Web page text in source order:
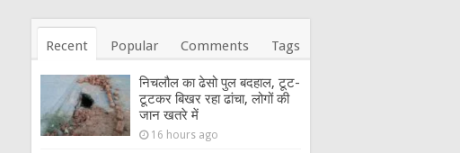
Recent Popular Comments Tags
निचलौल का ढेसो पुल बदहाल, टूट-
टूटकर बिखर रहा ढांचा, लोगों की
जान खतरे में
16 hours ago